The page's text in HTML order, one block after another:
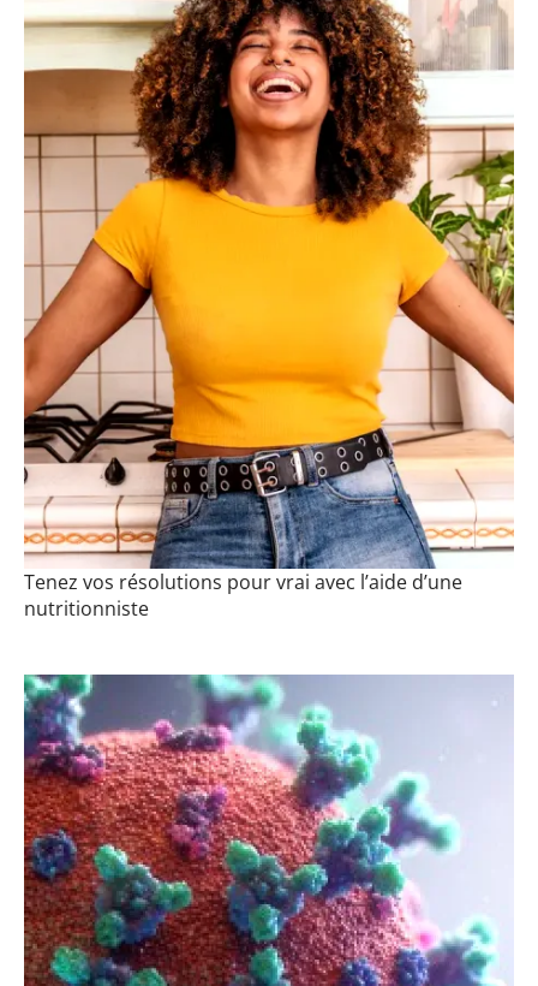
Tenez vos résolutions pour vrai avec l’aide d’une
nutritionniste